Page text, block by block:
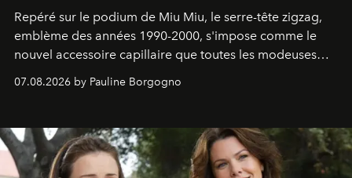
Repéré sur le podium de Miu Miu, le serre-tête zigzag,
emblème des années 1990-2000, s'impose comme le
nouvel accessoire capillaire que toutes les modeuses
s'arrachent déjà.
07.08.2026 by Pauline Borgogno